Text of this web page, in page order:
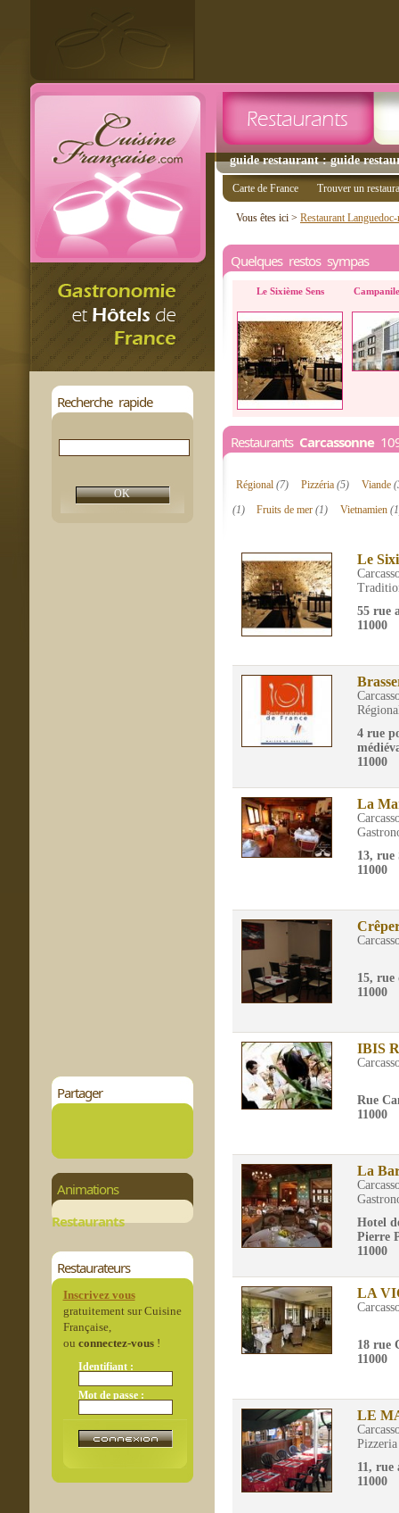
guide restaurant : guide
Recherche rapide
Partager
Animations
Restaurants
Restaurateurs
Inscrivez vous
gratuitement sur Cuisine
Française,
ou connectez-vous!
Identifiant :
Mot de passe :
Carte de France Trouver un
Vous êtes ici > Restaurant
Quelques restos sympas
Le Sixième Sens
Restaurants Carcassonne
Régional(7) Pizzéria (5) Viande
(1)
Fruits de mer(1) Vietnamien
Le
55 rue
11000
4 rue
11000
La
13, rue
11000
15, rue
11000
IBIS
Rue
11000
La
Hotel
Pierre
11000
LA
18 rue
11000
LE
Pizzeria
11, rue
11000